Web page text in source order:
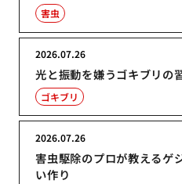
害虫
光と振動を嫌うゴキブリの
2026.07.26
ゴキブリ
害虫駆除のプロが教えるゲ
い作り
2026.07.26